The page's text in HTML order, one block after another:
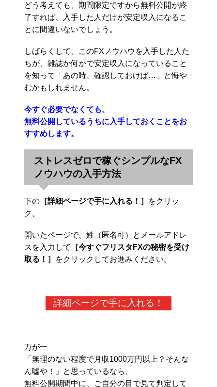
どう考えても、期間限定ですから無料公開が終
了すれば、入手した人だけが安定収入になるこ
とに間違いないでしょう。
しばらくして、このFXノウハウを入手した人た
ちが、雑誌か何かで安定収入になっていること
を知って「あの時、確認しておけば…」と悔や
むかもしれません。
今すぐ必要でなくても、
無料公開しているうちに入手しておくことをお
すすめします。
ストレスゼロで稼ぐシンプルなFX
ノウハウの入手方法
下の ［詳細ページで手に入れる！］
をクリッ
ク。
開いたページで、姓（匿名可）とメールアドレ
スを入力して
［今すぐフリスタFXの秘密を受け
取る！］
をクリックしてお進みください。
詳細ページで手に入れる！
万が一
「無理のない程度で月収1000万円以上？そんな
ん嘘や！」と思っているなら、
無料公開期間中に、ご自分の目で見て判定して